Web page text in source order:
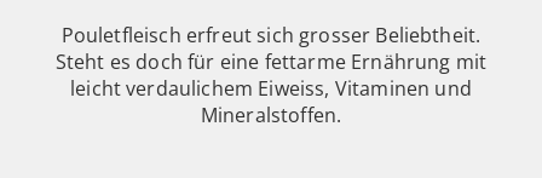
Pouletfleisch erfreut sich grosser Beliebtheit.
Steht es doch für eine fettarme Ernährung mit
leicht verdaulichem Eiweiss, Vitaminen und
Mineralstoffen.